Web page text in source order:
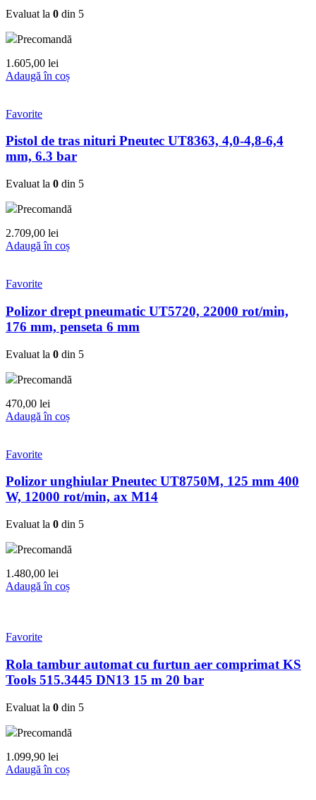
Evaluat la 0 din 5
Precomandă
1.605,00 lei
Adaugă în coș
Favorite
Pistol de tras nituri Pneutec UT8363, 4,0-4,8-6,4
mm, 6.3 bar
Evaluat la 0 din 5
Precomandă
2.709,00 lei
Adaugă în coș
Favorite
Polizor drept pneumatic UT5720, 22000 rot/min,
176 mm, penseta 6 mm
Evaluat la 0 din 5
Precomandă
470,00 lei
Adaugă în coș
Favorite
Polizor unghiular Pneutec UT8750M, 125 mm 400
W, 12000 rot/min, ax M14
Evaluat la 0 din 5
Precomandă
1.480,00 lei
Adaugă în coș
Favorite
Rola tambur automat cu furtun aer comprimat KS
Tools 515.3445 DN13 15 m 20 bar
Evaluat la 0 din 5
Precomandă
1.099,90 lei
Adaugă în coș